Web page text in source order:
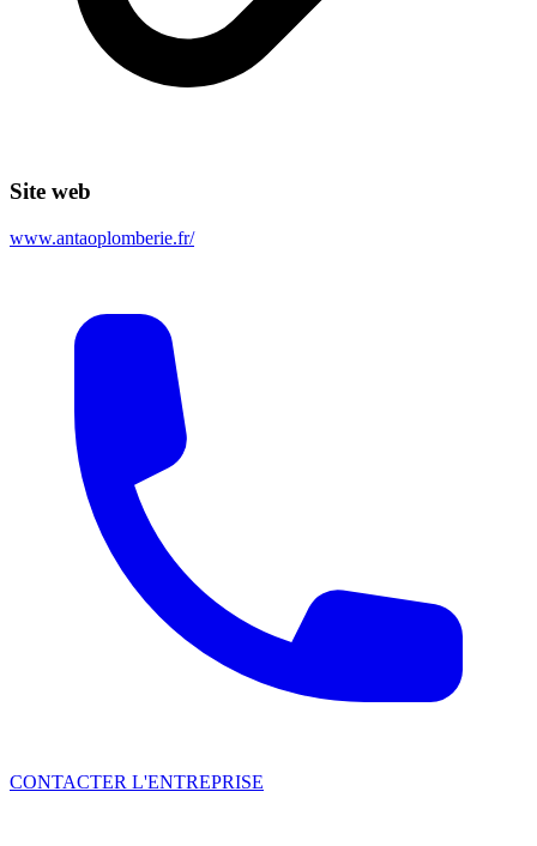
Site web
www.antaoplomberie.fr/
CONTACTER L'ENTREPRISE